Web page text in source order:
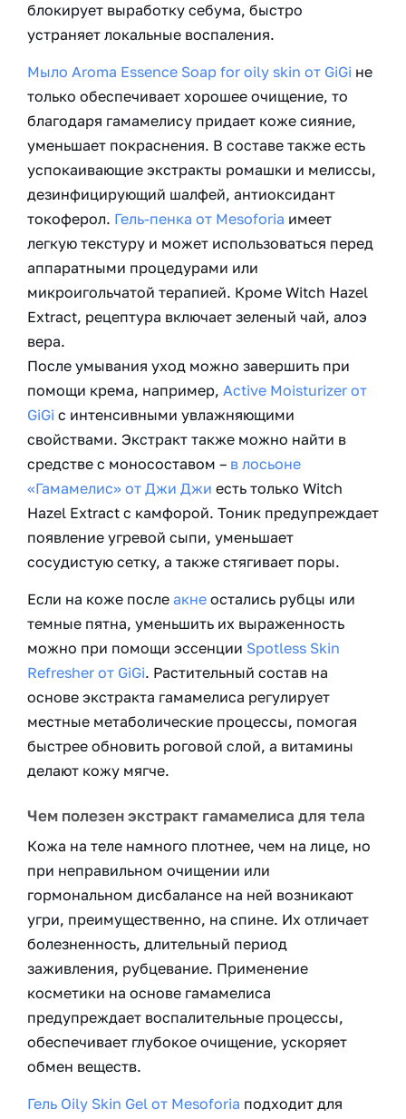
блокирует выработку себума, быстро
устраняет локальные воспаления.
Мыло Aroma Essence Soap for oily skin от GiGi не
только обеспечивает хорошее очищение, то
благодаря гамамелису придает коже сияние,
уменьшает покраснения. В составе также есть
успокаивающие экстракты ромашки и мелиссы,
дезинфицирующий шалфей, антиоксидант
токоферол. Гель-пенка от Mesoforia имеет
легкую текстуру и может использоваться перед
аппаратными процедурами или
микроигольчатой терапией. Кроме Witch Hazel
Extract, рецептура включает зеленый чай, алоэ
вера.
После умывания уход можно завершить при
помощи крема, например, Active Moisturizer от
GiGi с интенсивными увлажняющими
свойствами. Экстракт также можно найти в
средстве с моносоставом – в лосьоне
«Гамамелис» от Джи Джи есть только Witch
Hazel Extract с камфорой. Тоник предупреждает
появление угревой сыпи, уменьшает
сосудистую сетку, а также стягивает поры.
Если на коже после акне остались рубцы или
темные пятна, уменьшить их выраженность
можно при помощи эссенции Spotless Skin
Refresher от GiGi. Растительный состав на
основе экстракта гамамелиса регулирует
местные метаболические процессы, помогая
быстрее обновить роговой слой, а витамины
делают кожу мягче.
Чем полезен экстракт гамамелиса для тела
Кожа на теле намного плотнее, чем на лице, но
при неправильном очищении или
гормональном дисбалансе на ней возникают
угри, преимущественно, на спине. Их отличает
болезненность, длительный период
заживления, рубцевание. Применение
косметики на основе гамамелиса
предупреждает воспалительные процессы,
обеспечивает глубокое очищение, ускоряет
обмен веществ.
Гель Oily Skin Gel от Mesoforia подходит для